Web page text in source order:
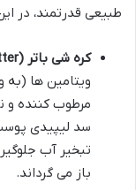
طبیعی قدرتمند، در
کره شی باتر (Shea Butter):
مرطوب کننده و
سد لیپیدی
تبخیر آب
باز می گرداند.